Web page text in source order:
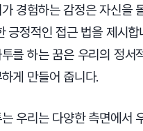
경험하는 감정은 자신을
긍정적인 접근 법을 제시합
를 하는 꿈은 우리의 정서
게 만들어 줍니다.
우리는 다양한 측면에서